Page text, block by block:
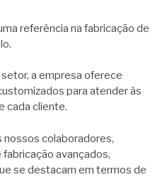
referência na fabricação de
a empresa oferece
para atender às
cada cliente.
colaboradores,
avançados,
se destacam em termos de